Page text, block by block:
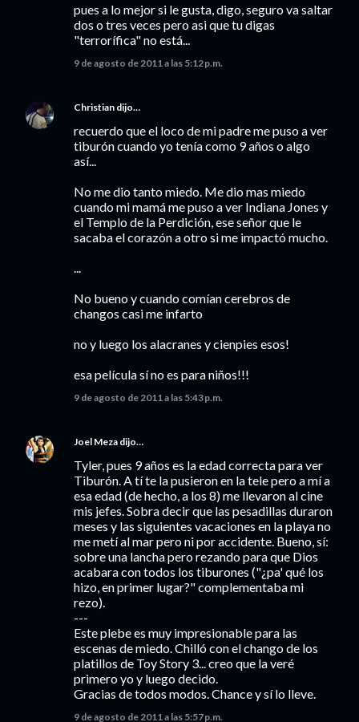
pues a lo mejor si le gusta, digo, seguro va saltar
dos o tres veces pero asi que tu digas
"terrorífica" no está...
9 de agosto de 2011 a las 5:12 p.m.
Christian dijo…
recuerdo que el loco de mi padre me puso a ver
tiburón cuando yo tenía como 9 años o algo
así...
No me dio tanto miedo. Me dio mas miedo
cuando mi mamá me puso a ver Indiana Jones y
el Templo de la Perdición, ese señor que le
sacaba el corazón a otro si me impactó mucho.
No bueno y cuando comían cerebros de
changos casi me infarto
no y luego los alacranes y cienpies esos!
esa película sí no es para niños!!!
9 de agosto de 2011 a las 5:43 p.m.
Joel Meza dijo…
Tyler, pues 9 años es la edad correcta para ver
Tiburón. A tí te la pusieron en la tele pero a mí a
esa edad (de hecho, a los 8) me llevaron al cine
mis jefes. Sobra decir que las pesadillas duraron
meses y las siguientes vacaciones en la playa no
me metí al mar pero ni por accidente. Bueno, sí:
sobre una lancha pero rezando para que Dios
acabara con todos los tiburones ("¿pa' qué los
hizo, en primer lugar?" complementaba mi
rezo).
---
Este plebe es muy impresionable para las
escenas de miedo. Chilló con el chango de los
platillos de Toy Story 3... creo que la veré
primero yo y luego decido.
Gracias de todos modos. Chance y sí lo lleve.
9 de agosto de 2011 a las 5:57 p.m.